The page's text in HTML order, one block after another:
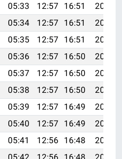
05:33 12:57 16:51
20:11
05:34 12:57 16:51
20:10
05:35 12:57 16:51
20:09
05:36 12:57 16:50
20:08
05:37 12:57 16:50
20:07
05:38 12:57 16:50
20:05
05:39 12:57 16:49
20:04
05:40 12:57 16:49
20:03
05:41 12:56 16:48
20:02
05:42 12:56 16:48 20:01